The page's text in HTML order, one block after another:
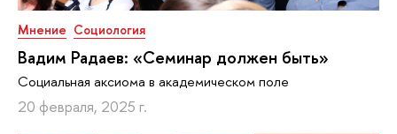
Мнение Социология
Вадим Радаев: «Семинар должен быть»
Социальная аксиома в академическом поле
20 февраля, 2025 г.